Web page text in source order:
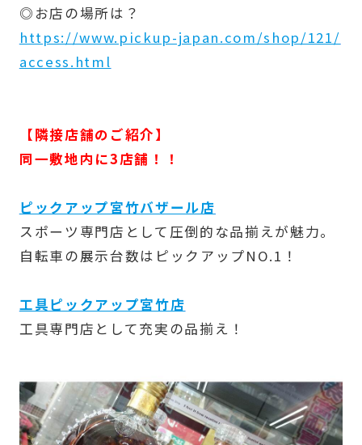
◎お店の場所は？
https://www.pickup-japan.com/shop/121/
access.html
【隣接店舗のご紹介】
同一敷地内に3店舗！！
ピックアップ宮竹バザール店
スポーツ専門店として圧倒的な品揃えが魅力。
自転車の展示台数はピックアップNO.1！
工具ピックアップ宮竹店
工具専門店として充実の品揃え！